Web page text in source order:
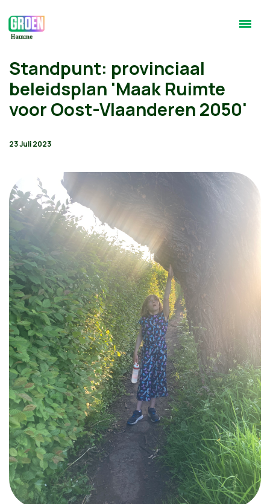
Standpunt: provinciaal
beleidsplan 'Maak Ruimte
voor Oost-Vlaanderen 2050'
23 Juli 2023